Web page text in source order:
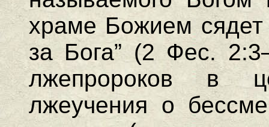
храме Божием сядет
за Бога” (2 Фес.
лжепророков в
лжеучения о